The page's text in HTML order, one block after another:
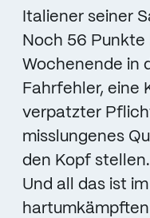
Italiener seiner
Noch 56
Wochenende in
Fahrfehler, eine
verpatzter
misslungenes
den Kopf stellen.
Und all das ist